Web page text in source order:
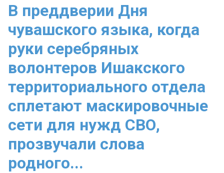
В преддверии Дня
чувашского языка, когда
руки серебряных
волонтеров Ишакского
территориального отдела
сплетают маскировочные
сети для нужд СВО,
прозвучали слова
родного...